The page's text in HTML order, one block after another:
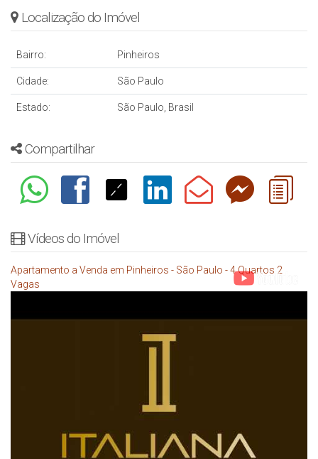
Localização do Imóvel
Bairro: Pinheiros
Cidade: São Paulo
Estado: São Paulo, Brasil
Compartilhar
Vídeos do Imóvel
Apartamento a Venda em Pinheiros - São Paulo - 4 Quartos 2
Vagas